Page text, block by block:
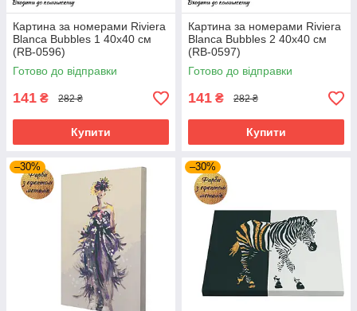
Картина за номерами Riviera
Blanca Bubbles 1 40x40 см
(RB-0596)
Готово до відправки
141 ₴ 282 ₴
Купити
Картина за номерами Riviera
Blanca Bubbles 2 40x40 см
(RB-0597)
Готово до відправки
141 ₴ 282 ₴
Купити
–30% –30%